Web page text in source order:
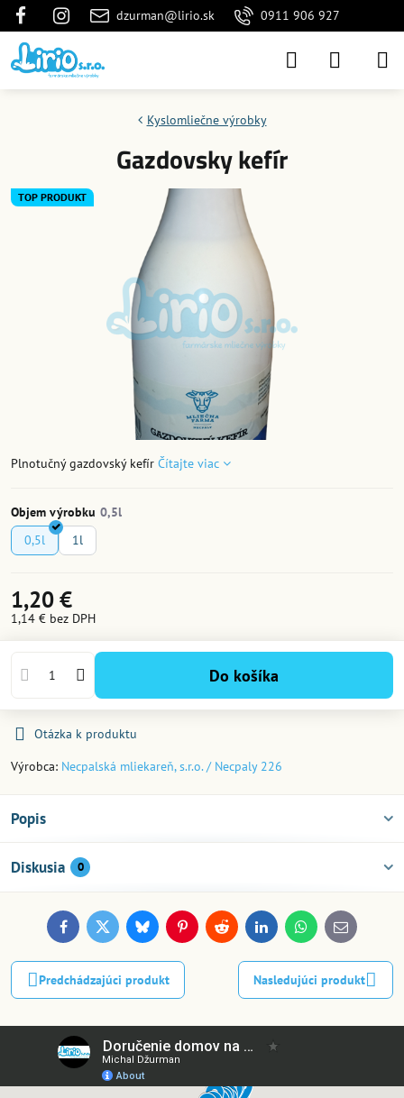
dzurman@lirio.sk 0911 906 927
TOP PRODUKT
Kyslomliečne výrobky
Gazdovsky kefír
Plnotučný gazdovský kefír Čítajte viac
Objem výrobku
0,5l
1l
1,20 €
1,14 € bez DPH
Do košíka
Otázka k produktu
Výrobca: Necpalská mliekareň, s.r.o. / Necpaly 226
Popis
Diskusia 0
FacebookTwitterBlueskyPinterestReddit LinkedInWhatsApp
E-
mail
Predchádzajúci produkt Nasledujúci produkt